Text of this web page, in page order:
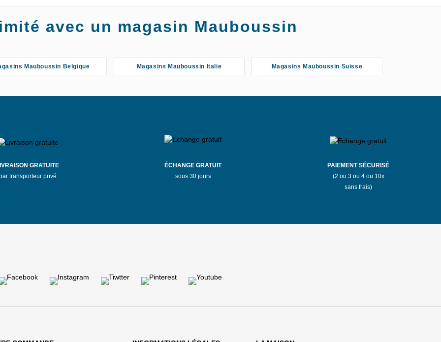
avec un magasin Mauboussin
Mauboussin Belgique Magasins Mauboussin Italie Magasins Mauboussin Suisse
GRATUITE
transporteur privé
ÉCHANGE GRATUIT
sous 30 jours
PAIEMENT SÉCURISÉ
(2 ou 3 ou 4 ou 10x
sans frais)